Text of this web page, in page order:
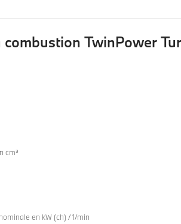
combustion TwinPower
cm³
en kW (ch) / 1/min